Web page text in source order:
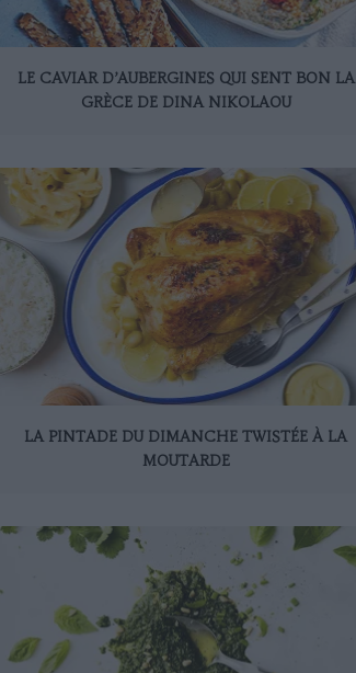
LE CAVIAR D’AUBERGINES QUI SENT BON LA
GRÈCE DE DINA NIKOLAOU
LA PINTADE DU DIMANCHE TWISTÉE À LA
MOUTARDE